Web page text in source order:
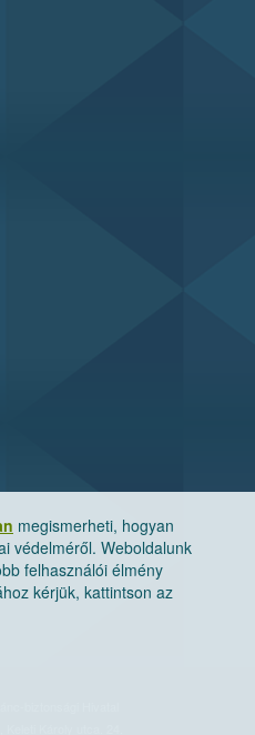
megismerheti, hogyan
védelméről. Weboldalunk
felhasználói élmény
kérjük, kattintson az
biztonsági Hivatal